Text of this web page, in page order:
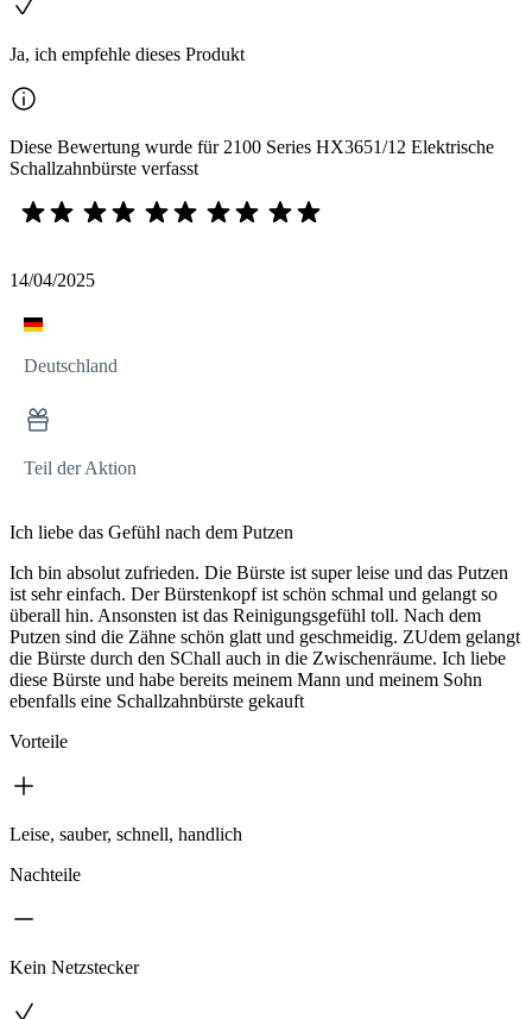
Ja, ich empfehle dieses Produkt
Diese Bewertung wurde für 2100 Series HX3651/12 Elektrische
Schallzahnbürste verfasst
14/04/2025
Deutschland
Teil der Aktion
Ich liebe das Gefühl nach dem Putzen
Ich bin absolut zufrieden. Die Bürste ist super leise und das Putzen
ist sehr einfach. Der Bürstenkopf ist schön schmal und gelangt so
überall hin. Ansonsten ist das Reinigungsgefühl toll. Nach dem
Putzen sind die Zähne schön glatt und geschmeidig. ZUdem gelangt
die Bürste durch den SChall auch in die Zwischenräume. Ich liebe
diese Bürste und habe bereits meinem Mann und meinem Sohn
ebenfalls eine Schallzahnbürste gekauft
Vorteile
Leise, sauber, schnell, handlich
Nachteile
Kein Netzstecker